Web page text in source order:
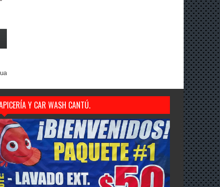
Y CAR WASH CANTÚ.